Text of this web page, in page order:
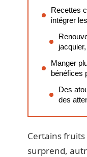
Recettes
intégrer
Manger
bénéfices
Des
des
Certains
surprend,